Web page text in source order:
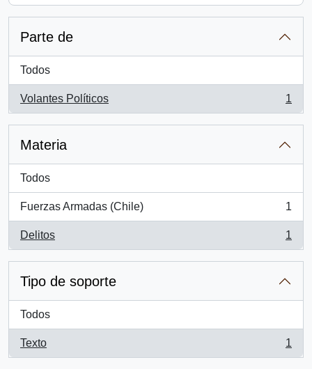
Parte de
Todos
Volantes Políticos
, 1 resultados
1
Materia
Todos
Fuerzas Armadas (Chile)
, 1 resultados
1
Delitos
, 1 resultados
1
Tipo de soporte
Todos
Texto
, 1 resultados
1